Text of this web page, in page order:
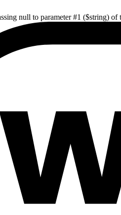
null to parameter #1 ($string) of